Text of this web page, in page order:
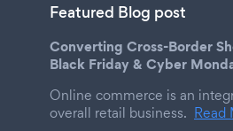
Featured Blog post
Converting Cross-Border
Black Friday & Cyber
Online commerce is an
overall retail business. Read